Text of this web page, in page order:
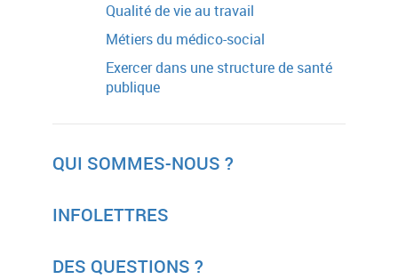
Qualité de vie au travail
Métiers du médico-social
Exercer dans une structure de santé
publique
QUI SOMMES-NOUS ?
INFOLETTRES
DES QUESTIONS ?